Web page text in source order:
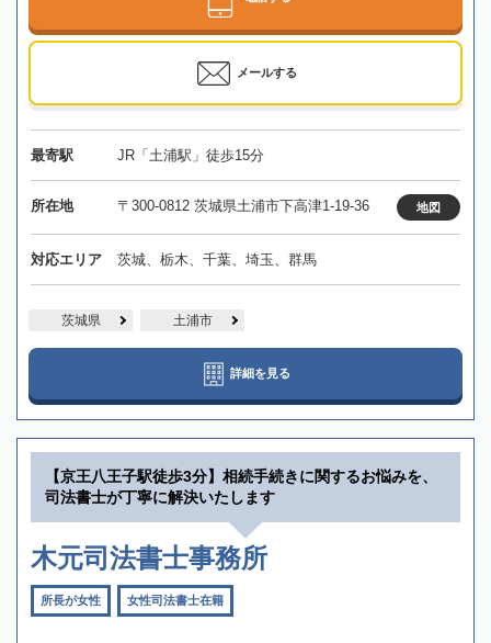
メールする
最寄駅 JR「土浦駅」徒歩15分
所在地 〒300-0812 茨城県土浦市下高津1-19-36 地図
対応エリア 茨城、栃木、千葉、埼玉、群馬
茨城県 土浦市
詳細を見る
【京王八王子駅徒歩3分】相続手続きに関するお悩みを、
司法書士が丁寧に解決いたします
木元司法書士事務所
所長が女性 女性司法書士在籍